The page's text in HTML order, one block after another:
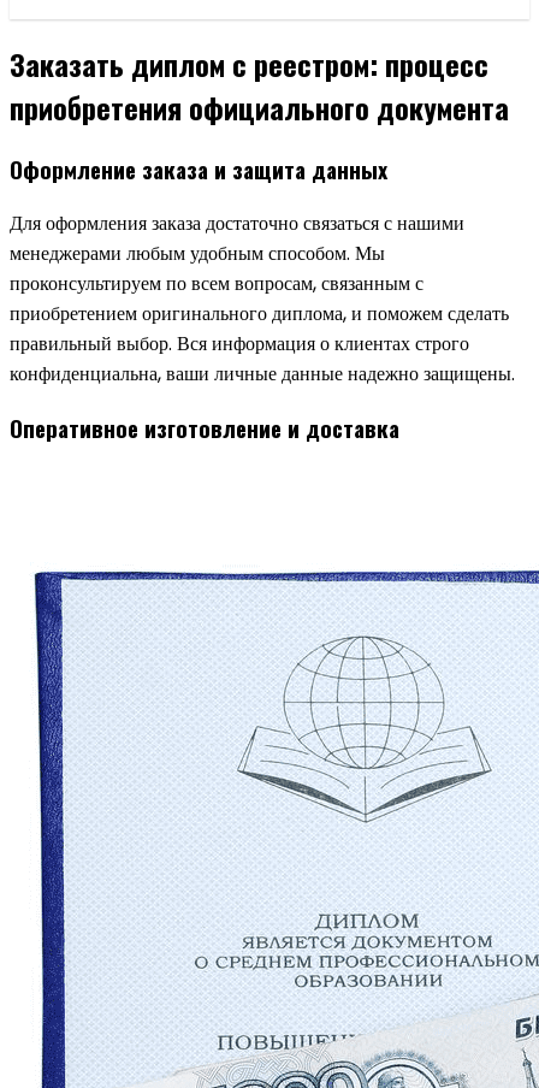
Заказать диплом с реестром: процесс
приобретения официального документа
Оформление заказа и защита данных
Для оформления заказа достаточно связаться с нашими
менеджерами любым удобным способом. Мы
проконсультируем по всем вопросам, связанным с
приобретением оригинального диплома, и поможем сделать
правильный выбор. Вся информация о клиентах строго
конфиденциальна, ваши личные данные надежно защищены.
Оперативное изготовление и доставка